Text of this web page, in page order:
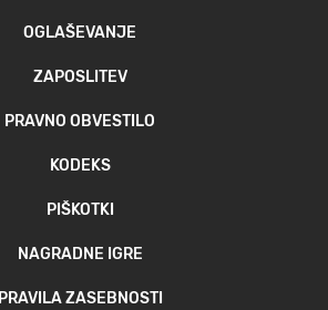
OGLAŠEVANJE
ZAPOSLITEV
PRAVNO OBVESTILO
KODEKS
PIŠKOTKI
NAGRADNE IGRE
PRAVILA ZASEBNOSTI